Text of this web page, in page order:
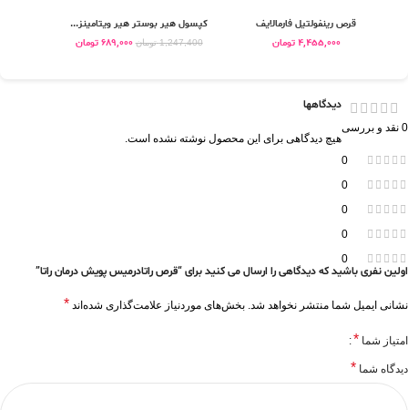
قرص رینفولتیل فارمالایف
4,455,000 تومان
کپسول هیر بوستر هیر ویتامینز...
1,247,400 تومان 689,000 تومان
0 نقد و بررسی
0
0
0
0
0
دیدگاهها
هیچ دیدگاهی برای این محصول نوشته نشده است.
اولین نفری باشید که دیدگاهی را ارسال می کنید برای “قرص راتادرمیس پویش درمان راتا”
نشانی ایمیل شما منتشر نخواهد شد. بخش‌های موردنیاز علامت‌گذاری شده‌اند *
امتیاز شما *
دیدگاه شما *